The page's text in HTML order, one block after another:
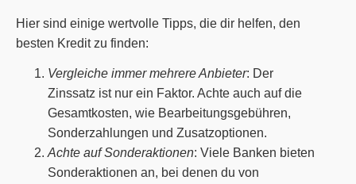
Hier sind einige wertvolle Tipps, die dir helfen, den
besten Kredit zu finden:
Vergleiche immer mehrere Anbieter: Der
Zinssatz ist nur ein Faktor. Achte auch auf die
Gesamtkosten, wie Bearbeitungsgebühren,
Sonderzahlungen und Zusatzoptionen.
Achte auf Sonderaktionen: Viele Banken bieten
Sonderaktionen an, bei denen du von